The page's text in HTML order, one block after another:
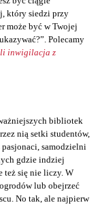
który siedzi przy
może być w Twojej
Polecamy
inwigilacja z
bibliotek
nią setki studentów,
samodzielni
gdzie indziej
też się nie liczy. W
lub obejrzeć
No tak, ale najpierw